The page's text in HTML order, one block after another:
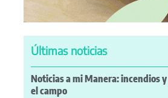
Últimas noticias
Noticias a mi Manera: incendios
el campo